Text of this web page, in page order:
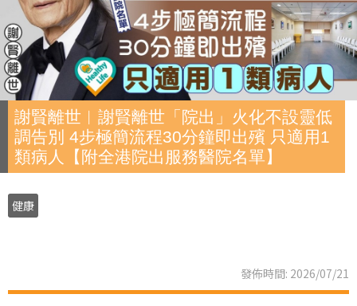
謝賢離世︱謝賢離世「院出」火化不設靈低
調告別 4步極簡流程30分鐘即出殯 只適用1
類病人【附全港院出服務醫院名單】
健康
發佈時間: 2026/07/21